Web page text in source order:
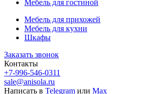
Мебель для гостиной
Мебель для прихожей
Мебель для кухни
Шкафы
Заказать звонок
Контакты
+7-996-546-0311
sale@anisola.ru
Написать в Telegram или Max